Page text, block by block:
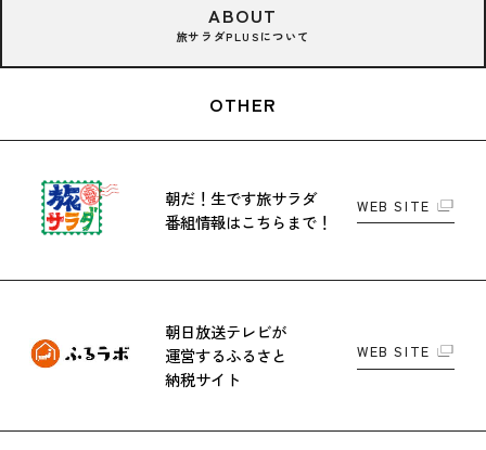
ABOUT
旅サラダPLUSについて
OTHER
朝だ！生です旅サラダ
番組情報はこちらまで！
WEB SITE
朝日放送テレビが
運営するふるさと
納税サイト
WEB SITE